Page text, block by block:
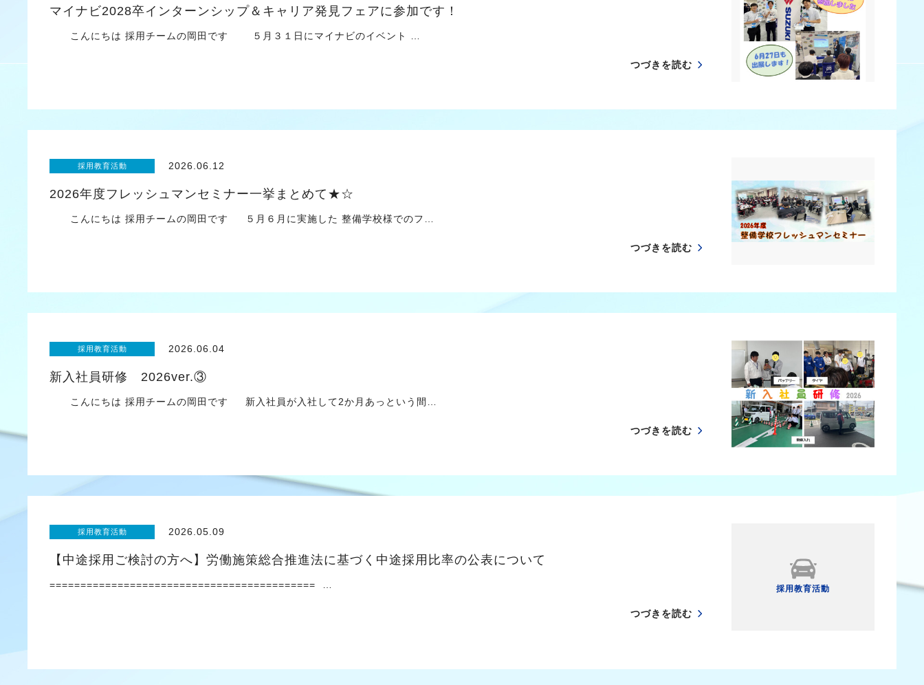
マイナビ2028卒インターンシップ＆キャリア発見フェアに参加です！
こんにちは 採用チームの岡田です ５月３１日にマイナビのイベント …
つづきを読む
採用教育活動 2026.06.12
2026年度フレッシュマンセミナー一挙まとめて★☆
こんにちは 採用チームの岡田です ５月６月に実施した 整備学校様でのフ…
つづきを読む
採用教育活動 2026.06.04
新入社員研修 2026ver.③
こんにちは 採用チームの岡田です 新入社員が入社して2か月あっという間…
つづきを読む
採用教育活動
採用教育活動 2026.05.09
【中途採用ご検討の方へ】労働施策総合推進法に基づく中途採用比率の公表について
=========================================== …
つづきを読む